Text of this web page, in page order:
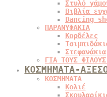
Στυλό
Βιβλία
Dancing
ΠΑΡΑΝΥΦΑΚΙΑ
Κορδέλες
Στεφανάκια
ΓΙΑ ΤΟΥΣ
ΚΟΣΜΗΜΑΤΑ-
ΚΟΣΜΗΜΑΤΑ
Κολιέ